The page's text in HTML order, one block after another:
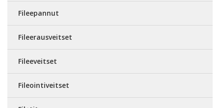
Fileepannut
Fileerausveitset
Fileeveitset
Fileointiveitset